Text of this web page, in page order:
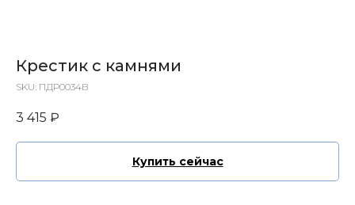
Крестик с камнями
SKU: ПДР0034В
3 415 ₽
Купить сейчас